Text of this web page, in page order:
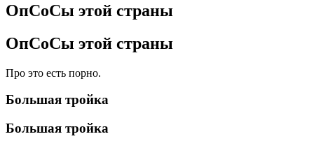
ОпСоСы этой страны
ОпСоСы этой страны
Про это есть порно.
Большая тройка
Большая тройка